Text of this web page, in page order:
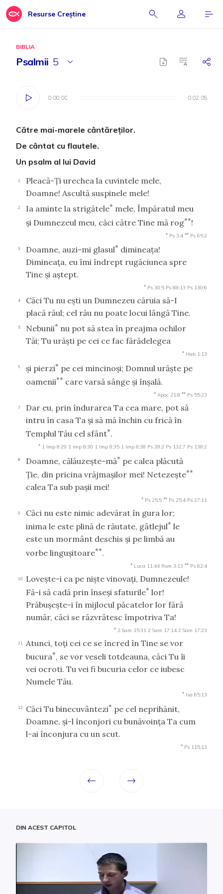
Resurse Creștine
BIBLIA
Psalmii 5
0:00:00 0:02:05
0:00:00 0:02:05
Către mai-marele cântăreţilor.
De cântat cu flautele.
Un psalm al lui David
1
Pleacă-Ţi urechea la cuvintele mele,
Doamne! Ascultă suspinele mele!
2 Ia aminte la strigătele* mele, Împăratul meu
şi Dumnezeul meu, căci către Tine mă rog**!
* Ps 3:4 ** Ps 65:2
3 Doamne, auzi-mi glasul* dimineaţa!
Dimineaţa, eu îmi îndrept rugăciunea spre
Tine şi aştept.
* Ps 30:5 Ps 88:13 Ps 130:6
4
Căci Tu nu eşti un Dumnezeu căruia să-I
placă răul; cel rău nu poate locui lângă Tine.
5 Nebunii* nu pot să stea în preajma ochilor
Tăi; Tu urăşti pe cei ce fac fărădelegea
* Hab 1:13
6 şi pierzi* pe cei mincinoşi; Domnul urăşte pe
oamenii** care varsă sânge şi înşală.
* Apoc 21:8 ** Ps 55:23
7
Dar eu, prin îndurarea Ta cea mare, pot să
intru în casa Ta şi să mă închin cu frică în
Templul Tău cel sfânt*.
* 1 Imp 8:29 1 Imp 8:30 1 Imp 8:35 1 Imp 8:38 Ps 28:2 Ps 132:7 Ps 138:2
8 Doamne, călăuzeşte-mă* pe calea plăcută
Ţie, din pricina vrăjmaşilor mei! Netezeşte**
calea Ta sub paşii mei!
* Ps 25:5 ** Ps 25:4 Ps 27:11
9
Căci nu este nimic adevărat în gura lor;
inima le este plină de răutate, gâtlejul* le
este un mormânt deschis şi pe limbă au
vorbe linguşitoare**.
* Luca 11:44 Rom 3:13 ** Ps 62:4
10
Loveşte-i ca pe nişte vinovaţi, Dumnezeule!
Fă-i să cadă prin înseşi sfaturile* lor!
Prăbuşeşte-i în mijlocul păcatelor lor fără
număr, căci se răzvrătesc împotriva Ta!
* 2 Sam 15:31 2 Sam 17:14 2 Sam 17:23
11
Atunci, toţi cei ce se încred în Tine se vor
bucura*, se vor veseli totdeauna, căci Tu îi
vei ocroti. Tu vei fi bucuria celor ce iubesc
Numele Tău.
* Isa 65:13
12 Căci Tu binecuvântezi* pe cel neprihănit,
Doamne, şi-l înconjori cu bunăvoinţa Ta cum
l-ai înconjura cu un scut.
* Ps 115:13
DIN ACEST CAPITOL